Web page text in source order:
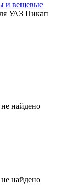
и вещевые
УАЗ Пикап
найдено
найдено